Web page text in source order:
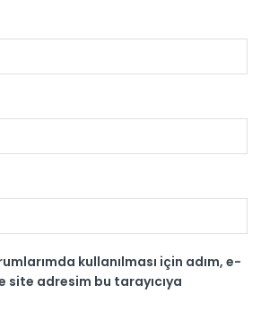
kullanılması için adım, e-
site adresim bu tarayıcıya